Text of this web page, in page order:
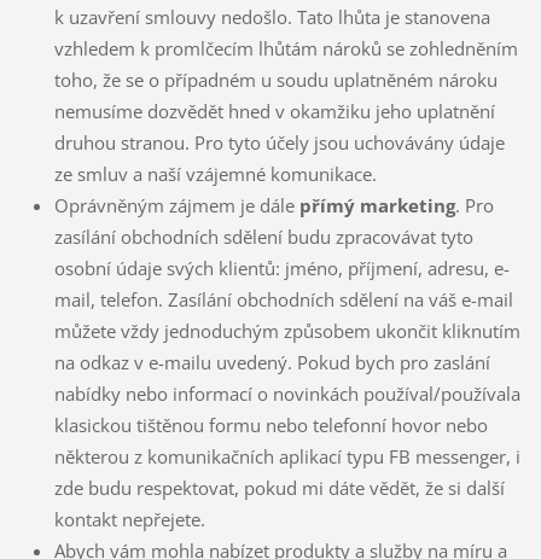
k uzavření smlouvy nedošlo. Tato lhůta je stanovena
vzhledem k promlčecím lhůtám nároků se zohledněním
toho, že se o případném u soudu uplatněném nároku
nemusíme dozvědět hned v okamžiku jeho uplatnění
druhou stranou. Pro tyto účely jsou uchovávány údaje
ze smluv a naší vzájemné komunikace.
Oprávněným zájmem je dále přímý marketing. Pro
zasílání obchodních sdělení budu zpracovávat tyto
osobní údaje svých klientů: jméno, příjmení, adresu, e-
mail, telefon. Zasílání obchodních sdělení na váš e-mail
můžete vždy jednoduchým způsobem ukončit kliknutím
na odkaz v e-mailu uvedený. Pokud bych pro zaslání
nabídky nebo informací o novinkách používal/používala
klasickou tištěnou formu nebo telefonní hovor nebo
některou z komunikačních aplikací typu FB messenger, i
zde budu respektovat, pokud mi dáte vědět, že si další
kontakt nepřejete.
Abych vám mohla nabízet produkty a služby na míru a